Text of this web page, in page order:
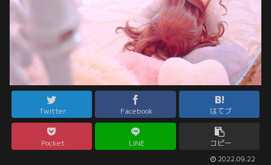
Twitter Facebook はてブ
Pocket LINE コピー
2022.09.22